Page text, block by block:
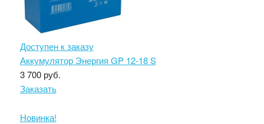
Доступен к заказу
Аккумулятор Энергия GP 12-18 S
3 700 руб.
Заказать
Новинка!